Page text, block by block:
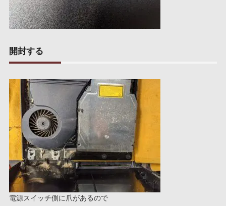
開封する
電源スイッチ側に爪があるので